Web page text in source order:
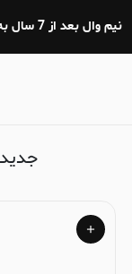
نیم وال بعد از 7 سال به کار خودش پایان داد به امید شروع به کار مجدد : )